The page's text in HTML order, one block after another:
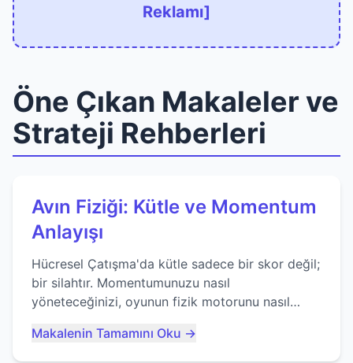
Reklamı]
Öne Çıkan Makaleler ve
Strateji Rehberleri
Avın Fiziği: Kütle ve Momentum
Anlayışı
Hücresel Çatışma'da kütle sadece bir skor değil;
bir silahtır. Momentumunuzu nasıl
yöneteceğinizi, oyunun fizik motorunu nasıl
ustalaşacağınızı öğrenin...
Makalenin Tamamını Oku →